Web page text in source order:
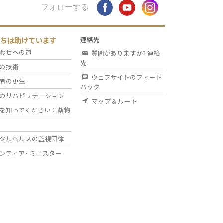
フォローする
は助けています
せへの道
技術
の更生
リハビリテーション
知ってください：薬物
ルヘルスの監視団体
ティア･ ミニスター
連絡先
質問がありますか? 連絡
先
ウェブサイトのフィード
バック
マップ & ルート